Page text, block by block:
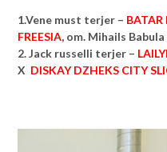
1.Vene must terjer – BATAR
FREESIA, om. Mihails
2. Jack russelli terjer –
X DISKAY DZHEKS CITY